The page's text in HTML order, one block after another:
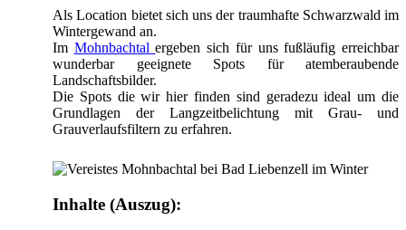
Als Location bietet sich uns der traumhafte Schwarzwald im
Wintergewand an.
Im Mohnbachtalergeben sich für uns fußläufig erreichbar
wunderbar geeignete Spots für atemberaubende
Landschaftsbilder.
Die Spots die wir hier finden sind geradezu ideal um die
Grundlagen der Langzeitbelichtung mit Grau- und
Grauverlaufsfiltern zu erfahren.
Inhalte (Auszug):